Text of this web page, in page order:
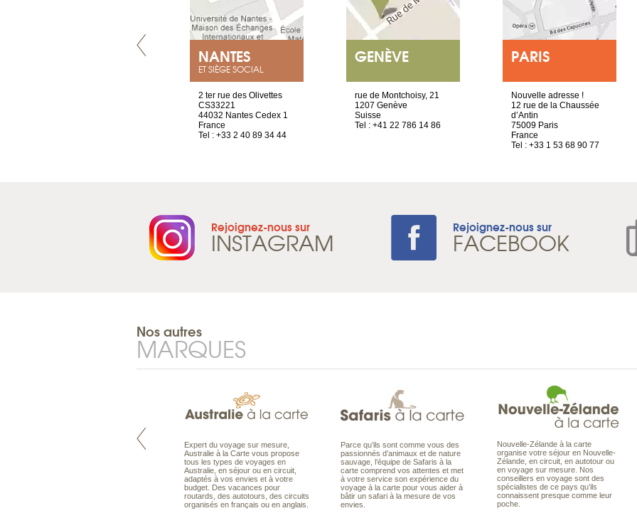
NANTES
ET SIÈGE SOCIAL
2 ter rue des Olivettes
CS33221
44032 Nantes Cedex 1
France
Tel : +33 2 40 89 34 44
GENÈVE
rue de Montchoisy, 21
1207 Genève
Suisse
Tel : +41 22 786 14 86
PARIS
Nouvelle adresse !
12 rue de la Chaussée
d’Antin
75009 Paris
France
Tel : +33 1 53 68 90 77
Rejoignez-nous sur
INSTAGRAM Rejoignez-nous sur
FACEBOOK
Nos autres
MARQUES
Pacifique à la carte est le spécialiste
Expert du voyage sur mesure,
Australie à la Carte vous propose
tous les types de voyages en
Australie, en séjour ou en circuit,
adaptés à vos envies et à votre
budget. Des vacances pour
routards, des autotours, des circuits
organisés en français ou en anglais.
Parce qu’ils sont comme vous des
passionnés d’animaux et de nature
sauvage, l’équipe de Safaris à la
carte comprend vos attentes et met
à votre service son expérience du
voyage à la carte pour vous aider à
bâtir un safari à la mesure de vos
envies.
Nouvelle-Zélande à la carte
organise votre séjour en Nouvelle-
Zélande, en circuit, en autotour ou
en voyage sur mesure. Nos
conseillers en voyage sont des
spécialistes de ce pays qu’ils
connaissent presque comme leur
poche.